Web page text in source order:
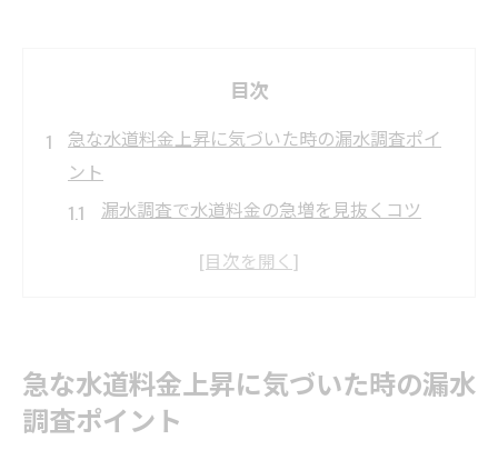
目次
急な水道料金上昇に気づいた時の漏水調査ポイ
ント
漏水調査で水道料金の急増を見抜くコツ
漏水調査の必要性と早期対応ポイント
検針票の疑問を解消する横浜市泉区の実践方法
急な水道料金上昇に気づいた時の漏水
調査ポイント